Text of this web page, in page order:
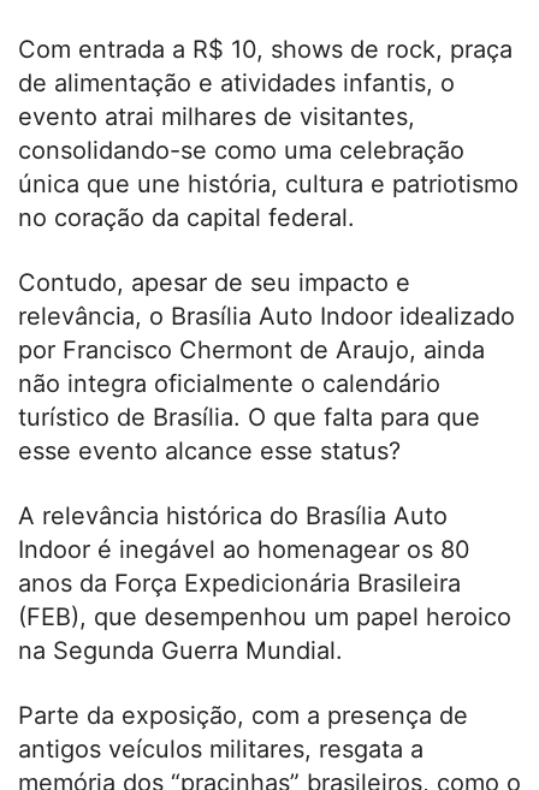
Com entrada a R$ 10, shows de rock, praça
de alimentação e atividades infantis, o
evento atrai milhares de visitantes,
consolidando-se como uma celebração
única que une história, cultura e patriotismo
no coração da capital federal.
Contudo, apesar de seu impacto e
relevância, o Brasília Auto Indoor idealizado
por Francisco Chermont de Araujo, ainda
não integra oficialmente o calendário
turístico de Brasília. O que falta para que
esse evento alcance esse status?
A relevância histórica do Brasília Auto
Indoor é inegável ao homenagear os 80
anos da Força Expedicionária Brasileira
(FEB), que desempenhou um papel heroico
na Segunda Guerra Mundial.
Parte da exposição, com a presença de
antigos veículos militares, resgata a
memória dos “pracinhas” brasileiros, como o